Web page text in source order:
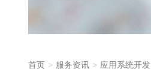
首页 服务资讯 应用系统开发